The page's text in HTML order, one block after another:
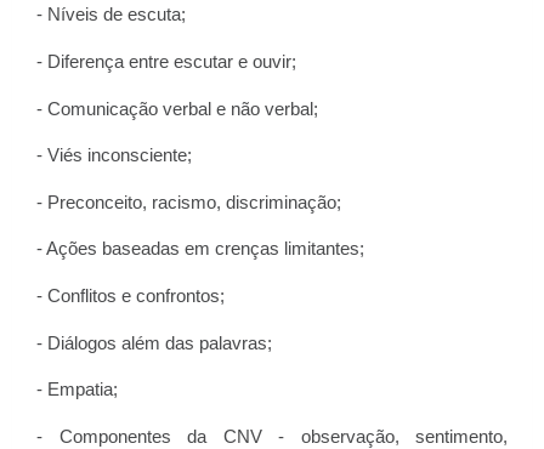
- Níveis de escuta;
- Diferença entre escutar e ouvir;
- Comunicação verbal e não verbal;
- Viés inconsciente;
- Preconceito, racismo, discriminação;
- Ações baseadas em crenças limitantes;
- Conflitos e confrontos;
- Diálogos além das palavras;
- Empatia;
- Componentes da CNV - observação, sentimento,